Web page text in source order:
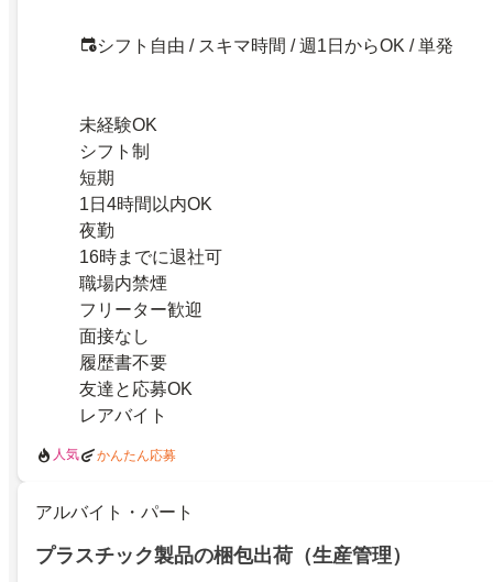
シフト自由 / スキマ時間 / 週1日からOK / 単発
未経験OK
シフト制
短期
1日4時間以内OK
夜勤
16時までに退社可
職場内禁煙
フリーター歓迎
面接なし
履歴書不要
友達と応募OK
レアバイト
人気 かんたん応募
アルバイト・パート
プラスチック製品の梱包出荷（生産管理）